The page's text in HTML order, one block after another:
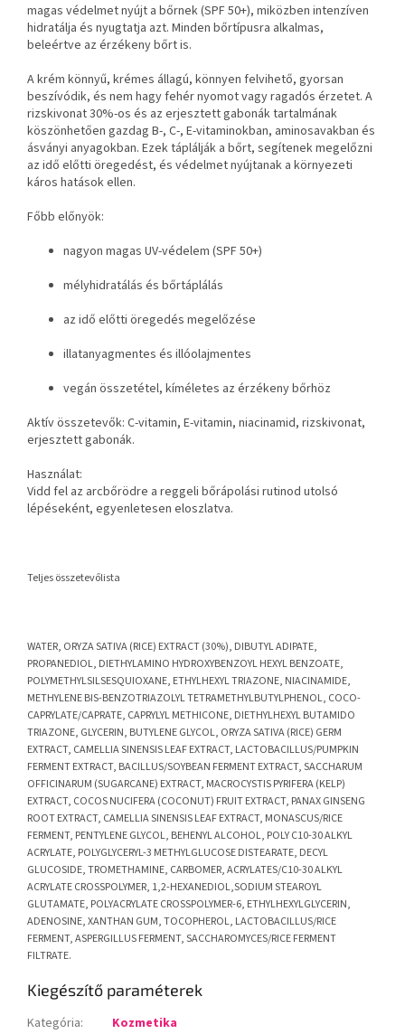
magas védelmet nyújt a bőrnek (SPF 50+), miközben intenzíven
hidratálja és nyugtatja azt. Minden bőrtípusra alkalmas,
beleértve az érzékeny bőrt is.
A krém könnyű, krémes állagú, könnyen felvihető, gyorsan
beszívódik, és nem hagy fehér nyomot vagy ragadós érzetet. A
rizskivonat 30%-os és az erjesztett gabonák tartalmának
köszönhetően gazdag B-, C-, E-vitaminokban, aminosavakban és
ásványi anyagokban. Ezek táplálják a bőrt, segítenek megelőzni
az idő előtti öregedést, és védelmet nyújtanak a környezeti
káros hatások ellen.
Főbb előnyök:
nagyon magas UV-védelem (SPF 50+)
mélyhidratálás és bőrtáplálás
az idő előtti öregedés megelőzése
illatanyagmentes és illóolajmentes
vegán összetétel, kíméletes az érzékeny bőrhöz
Aktív összetevők: C-vitamin, E-vitamin, niacinamid, rizskivonat,
erjesztett gabonák.
Használat:
Vidd fel az arcbőrödre a reggeli bőrápolási rutinod utolsó
lépéseként, egyenletesen eloszlatva.
Teljes összetevőlista
WATER, ORYZA SATIVA (RICE) EXTRACT (30%), DIBUTYL ADIPATE,
PROPANEDIOL, DIETHYLAMINO HYDROXYBENZOYL HEXYL BENZOATE,
POLYMETHYLSILSESQUIOXANE, ETHYLHEXYL TRIAZONE, NIACINAMIDE,
METHYLENE BIS-BENZOTRIAZOLYL TETRAMETHYLBUTYLPHENOL, COCO-
CAPRYLATE/CAPRATE, CAPRYLYL METHICONE, DIETHYLHEXYL BUTAMIDO
TRIAZONE, GLYCERIN, BUTYLENE GLYCOL, ORYZA SATIVA (RICE) GERM
EXTRACT, CAMELLIA SINENSIS LEAF EXTRACT, LACTOBACILLUS/PUMPKIN
FERMENT EXTRACT, BACILLUS/SOYBEAN FERMENT EXTRACT, SACCHARUM
OFFICINARUM (SUGARCANE) EXTRACT, MACROCYSTIS PYRIFERA (KELP)
EXTRACT, COCOS NUCIFERA (COCONUT) FRUIT EXTRACT, PANAX GINSENG
ROOT EXTRACT, CAMELLIA SINENSIS LEAF EXTRACT, MONASCUS/RICE
FERMENT, PENTYLENE GLYCOL, BEHENYL ALCOHOL, POLY C10-30 ALKYL
ACRYLATE, POLYGLYCERYL-3 METHYLGLUCOSE DISTEARATE, DECYL
GLUCOSIDE, TROMETHAMINE, CARBOMER, ACRYLATES/C10-30 ALKYL
ACRYLATE CROSSPOLYMER, 1,2-HEXANEDIOL,SODIUM STEAROYL
GLUTAMATE, POLYACRYLATE CROSSPOLYMER-6, ETHYLHEXYLGLYCERIN,
ADENOSINE, XANTHAN GUM, TOCOPHEROL, LACTOBACILLUS/RICE
FERMENT, ASPERGILLUS FERMENT, SACCHAROMYCES/RICE FERMENT
FILTRATE.
Kiegészítő paraméterek
Kategória:
Kozmetika